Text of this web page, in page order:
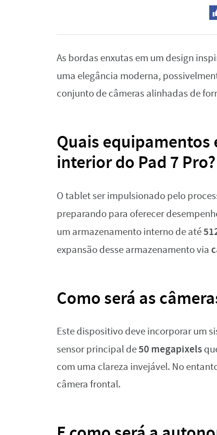
As bordas enxutas em um design
uma elegância moderna,
conjunto de câmeras alinhadas de
Quais
interior do Pad 7 Pro?
O tablet ser impulsionado pelo
preparando para oferecer
um armazenamento interno de até
expansão desse armazenamento via
Como será as
Este dispositivo deve incorporar um
sensor principal de50 megapixels
com uma clareza invejável. No
câmera frontal.